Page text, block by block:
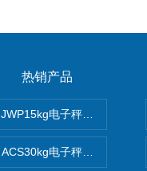
热销产品
JWP15kg电子秤价格,15公
ACS30kg电子秤价格,30公